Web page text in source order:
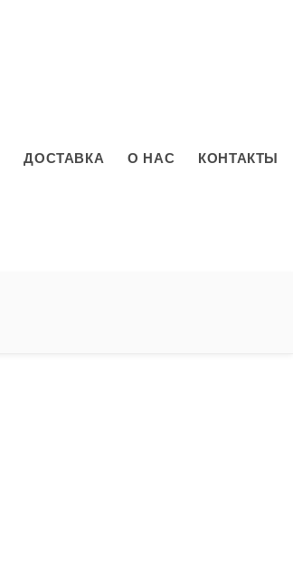
ДОСТАВКА О НАС КОНТАКТЫ